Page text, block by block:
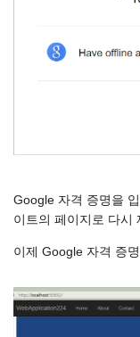
Google 자격 증명을
이트의 페이지로 다시
이제 Google 자격 증